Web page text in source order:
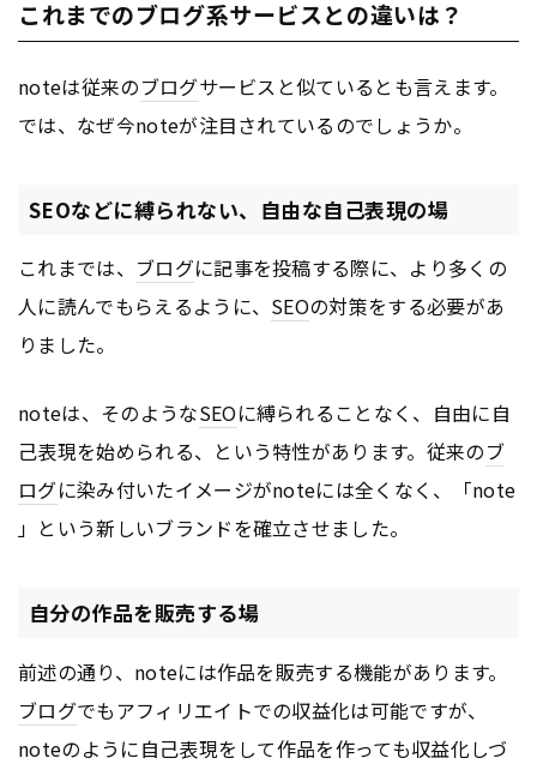
これまでのブログ系サービスとの違いは？
noteは従来のブログサービスと似ているとも言えます。
では、なぜ今noteが注目されているのでしょうか。
SEOなどに縛られない、自由な自己表現の場
これまでは、 ブログに記事を投稿する際に、より多くの
人に読んでもらえるように、 SEOの対策をする必要があ
りました。
noteは、そのようなSEOに縛られることなく、自由に自
己表現を始められる、という特性があります。従来のブ
ログに染み付いたイメージがnoteには全くなく、「note
」という新しいブランドを確立させました。
自分の作品を販売する場
前述の通り、noteには作品を販売する機能があります。
ブログでもアフィリエイトでの収益化は可能ですが、
noteのように自己表現をして作品を作っても収益化しづ